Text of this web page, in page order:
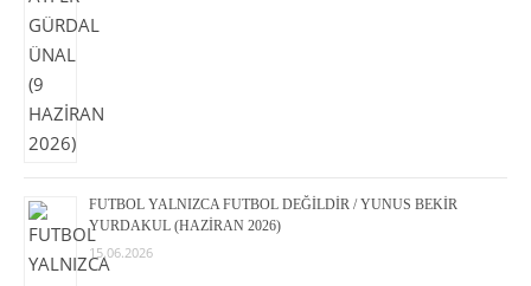
FUTBOL YALNIZCA FUTBOL DEĞİLDİR / YUNUS BEKİR
YURDAKUL (HAZİRAN 2026)
15.06.2026